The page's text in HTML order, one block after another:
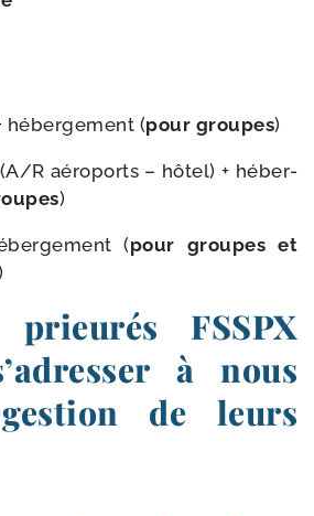
héber­ge­ment (pour groupes)
​R aéro­ports – hôtel) + héber­
)
(pour groupes et
FSSPX
à nous
de leurs